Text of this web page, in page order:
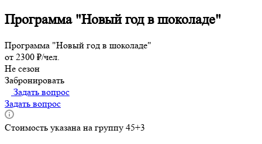
Программа "Новый год в шоколаде"
Программа "Новый год в шоколаде"
от 2300 ₽/чел.
Не сезон
Забронировать
Задать вопрос
Задать вопрос
Стоимость указана на группу 45+3